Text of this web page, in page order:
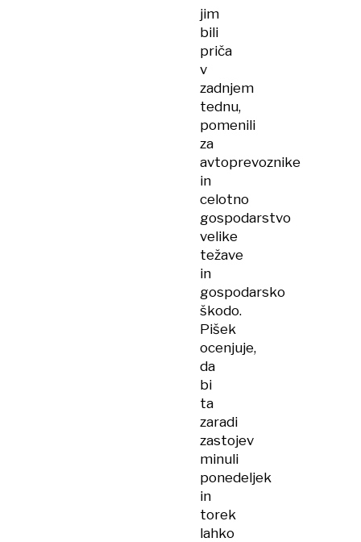
jim
bili
priča
v
zadnjem
tednu,
pomenili
za
avtoprevoznike
in
celotno
gospodarstvo
velike
težave
in
gospodarsko
škodo.
Pišek
ocenjuje,
da
bi
ta
zaradi
zastojev
minuli
ponedeljek
in
torek
lahko